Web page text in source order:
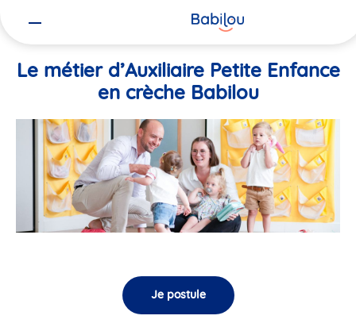
Le métier d’Auxiliaire Petite Enfance
en crèche Babilou
Je postule